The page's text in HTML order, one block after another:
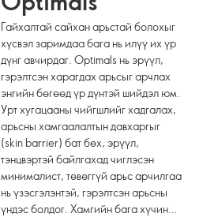
Гайхалтай сайхан арьстай болохыг
хүсвэл заримдаа бага нь илүү их үр
дүнг авчирдаг. Optimals нь эрүүл,
гэрэлтсэн харагдах арьсыг арчлах
энгийн бөгөөд үр дүнтэй шийдэл юм.
Урт хугацааны чийгшлийг хадгалах,
арьсны хамгаалалтын давхаргыг
(skin barrier) бат бөх, эрүүл,
тэнцвэртэй байлгахад чиглэсэн
минималист, төвөггүй арьс арчилгаа
нь үзэсгэлэнтэй, гэрэлтсэн арьсны
үндэс болдог. Хамгийн бага хүчин